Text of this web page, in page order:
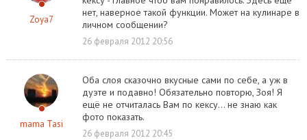
Zoya7
нет, наверное такой функции. Может на кулинаре в
личном сообщении?
26 февраля 2012 20:56
mama Tasi
Оба слоя сказочно вкусные сами по себе, а уж в
дуэте и подавно! Обязательно повторю, Зоя! Я
ещё не отчиталась Вам по кексу... не знаю как
фото показать.
26 февраля 2012 20:45